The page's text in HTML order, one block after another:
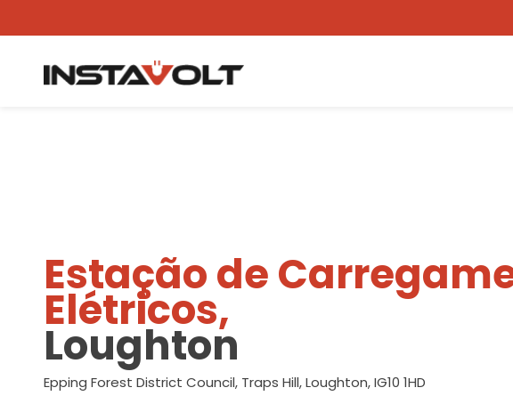
Ver outra localização
Estação de
Elétricos,
Loughton
Epping Forest District Council, Traps Hill, Loughton, IG10 1HD